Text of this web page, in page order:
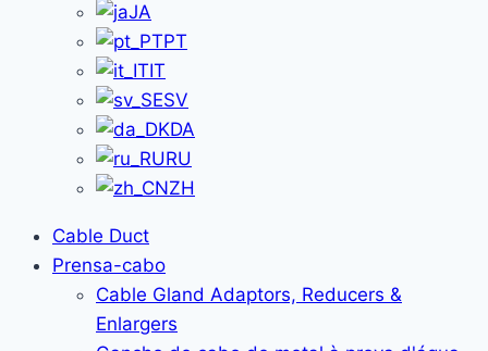
JA
PT
IT
SV
DA
RU
ZH
Cable Duct
Prensa-cabo
Cable Gland Adaptors, Reducers &
Enlargers